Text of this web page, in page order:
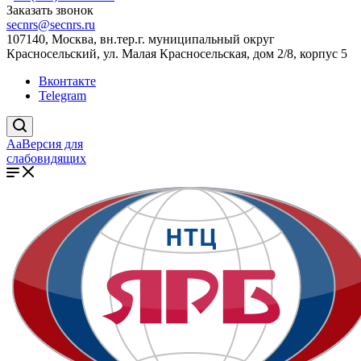
Заказать звонок
secnrs@secnrs.ru
107140, Москва, вн.тер.г. муниципальный округ
Красносельский, ул. Малая Красносельская, дом 2/8, корпус 5
Вконтакте
Telegram
AaВерсия для
слабовидящих